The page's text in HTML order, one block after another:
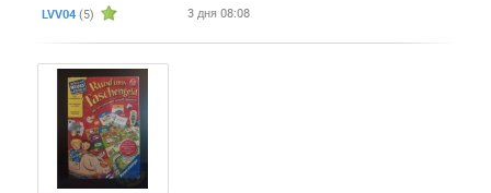
LVV04 (5) 3 дня 08:08